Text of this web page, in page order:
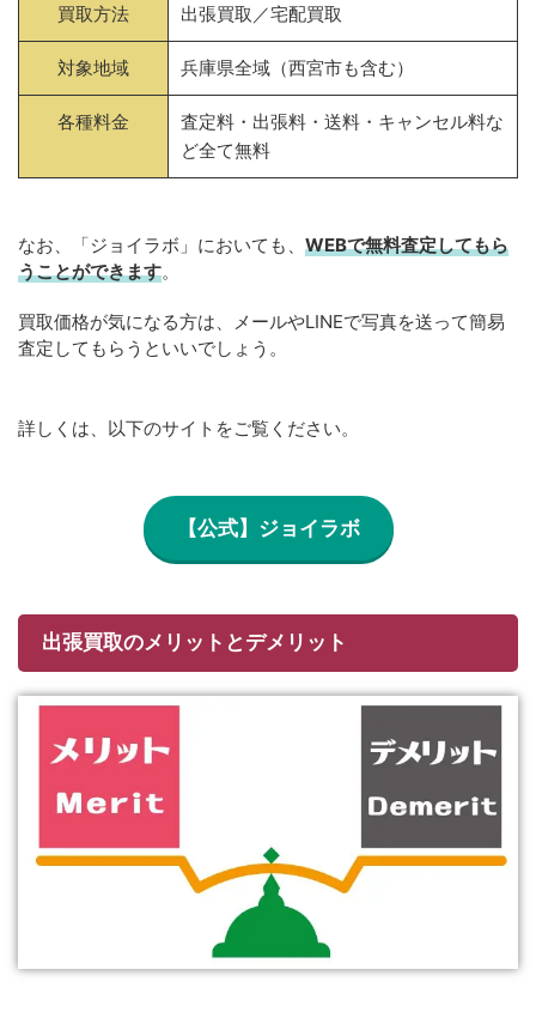
買取方法 出張買取／宅配買取
対象地域 兵庫県全域（西宮市も含む）
各種料金
査定料・出張料・送料・キャンセル料な
ど全て無料
なお、「ジョイラボ」においても、 WEBで無料査定してもら
うことができます。
買取価格が気になる方は、メールやLINEで写真を送って簡易
査定してもらうといいでしょう。
詳しくは、以下のサイトをご覧ください。
【公式】ジョイラボ
出張買取のメリットとデメリット